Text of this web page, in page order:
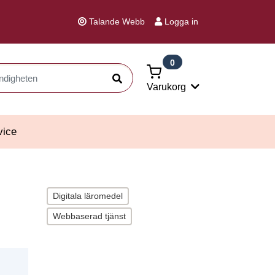
Talande Webb Logga in
Sök
Varukorg
0
Digitala läromedel
Webbaserad tjänst